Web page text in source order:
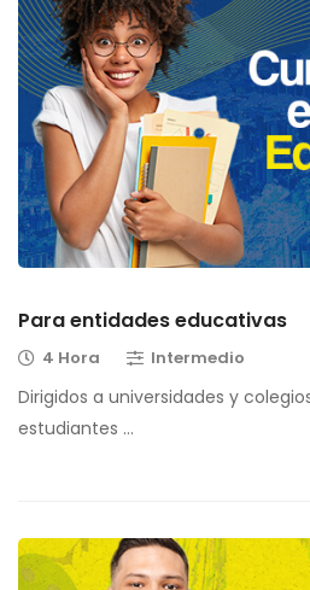
Para entidades educativas
4 Hora Intermedio
Dirigidos a universidades y
estudiantes …